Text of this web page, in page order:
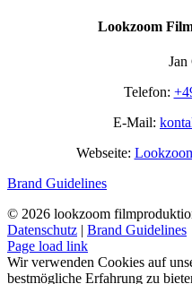
Lookzoom
Jan
Telefon:
E-Mail:
Webseite:
Brand Guidelines
© 2026 lookzoom
Datenschutz | Brand Guidelines
Facebook
Vimeo
YouTube
Instagram
Page load link
Wir verwenden Cookies auf
bestmögliche Erfahrung zu